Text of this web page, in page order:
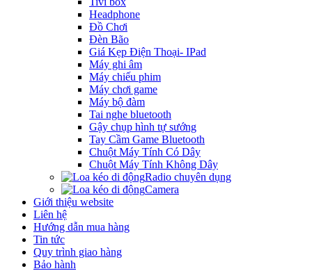
Headphone
Đồ Chơi
Đèn Bão
Giá Kẹp Điện Thoại- IPad
Máy ghi âm
Máy chiếu phim
Máy chơi game
Máy bộ đàm
Tai nghe bluetooth
Gậy chụp hình tự sướng
Tay Cầm Game Bluetooth
Chuột Máy Tính Có Dây
Chuột Máy Tính Không Dây
Radio chuyên dụng
Camera
Giới thiệu website
Liên hệ
Hướng dẫn mua hàng
Tin tức
Quy trình giao hàng
Bảo hành